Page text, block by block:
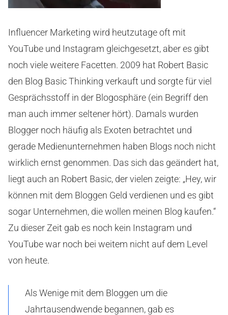
Influencer Marketing wird heutzutage oft mit
YouTube und Instagram gleichgesetzt, aber es gibt
noch viele weitere Facetten. 2009 hat Robert Basic
den Blog Basic Thinking verkauft und sorgte für viel
Gesprächsstoff in der Blogosphäre (ein Begriff den
man auch immer seltener hört). Damals wurden
Blogger noch häufig als Exoten betrachtet und
gerade Medienunternehmen haben Blogs noch nicht
wirklich ernst genommen. Das sich das geändert hat,
liegt auch an Robert Basic, der vielen zeigte: „Hey, wir
können mit dem Bloggen Geld verdienen und es gibt
sogar Unternehmen, die wollen meinen Blog kaufen.“
Zu dieser Zeit gab es noch kein Instagram und
YouTube war noch bei weitem nicht auf dem Level
von heute.
Als Wenige mit dem Bloggen um die
Jahrtausendwende begannen, gab es